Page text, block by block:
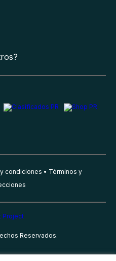
condiciones
Términos y
Reservados.